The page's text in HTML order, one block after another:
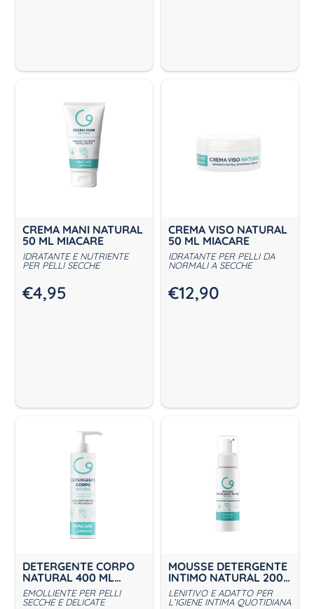
CREMA MANI NATURAL
50 ML MIACARE
IDRATANTE E NUTRIENTE
PER PELLI SECCHE
€4,95
CREMA VISO NATURAL
50 ML MIACARE
IDRATANTE PER PELLI DA
NORMALI A SECCHE
€12,90
DETERGENTE CORPO
NATURAL 400 ML
MIACARE
EMOLLIENTE PER PELLI
SECCHE E DELICATE
MOUSSE DETERGENTE
INTIMO NATURAL 200
ML MIACARE
LENITIVO E ADATTO PER
L’IGIENE INTIMA QUOTIDIANA